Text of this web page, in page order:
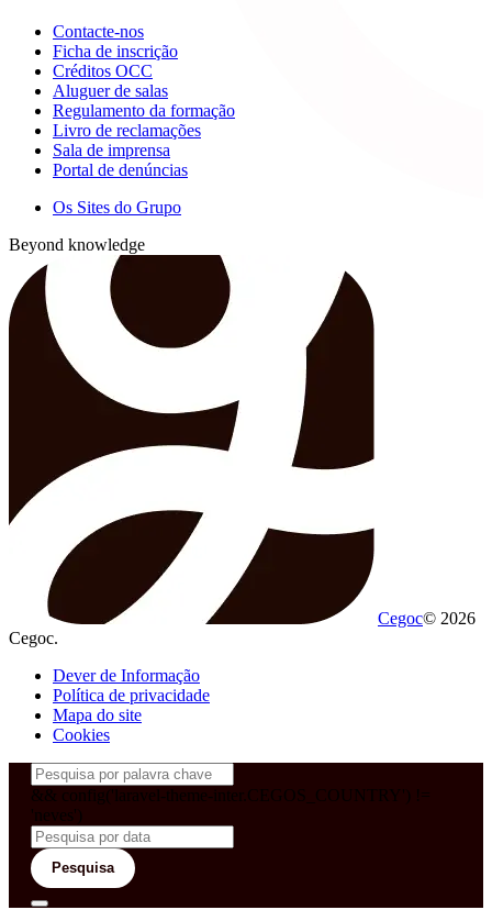
Contacte-nos
Ficha de inscrição
Créditos OCC
Aluguer de salas
Regulamento da formação
Livro de reclamações
Sala de imprensa
Portal de denúncias
Os Sites do Grupo
Beyond knowledge
Cegoc© 2026
Cegoc.
Dever de Informação
Política de privacidade
Mapa do site
Cookies
&& config('laravel-theme-inter.CEGOS_COUNTRY') !=
'neves')
Pesquisa